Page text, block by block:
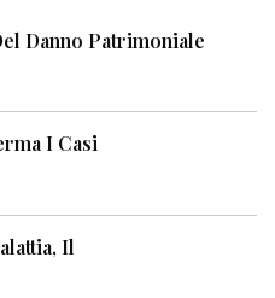
Danno Patrimoniale
I Casi
Il